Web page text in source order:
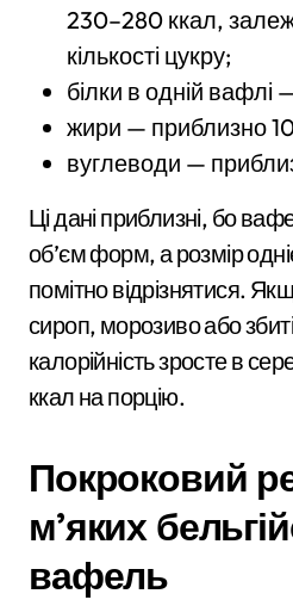
230–280 ккал,
кількості цукру;
білки в одній вафлі
жири — приблизно
вуглеводи —
Ці дані приблизні, бо
об’єм форм, а розмір
помітно відрізнятися.
сироп, морозиво або
калорійність зросте в
ккал на порцію.
Покроковий
м’яких
вафель